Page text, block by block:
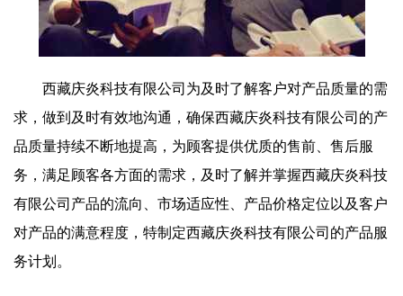
西藏庆炎科技有限公司为及时了解客户对产品质量的需
求，做到及时有效地沟通，确保西藏庆炎科技有限公司的产
品质量持续不断地提高，为顾客提供优质的售前、售后服
务，满足顾客各方面的需求，及时了解并掌握西藏庆炎科技
有限公司产品的流向、市场适应性、产品价格定位以及客户
对产品的满意程度，特制定西藏庆炎科技有限公司的产品服
务计划。